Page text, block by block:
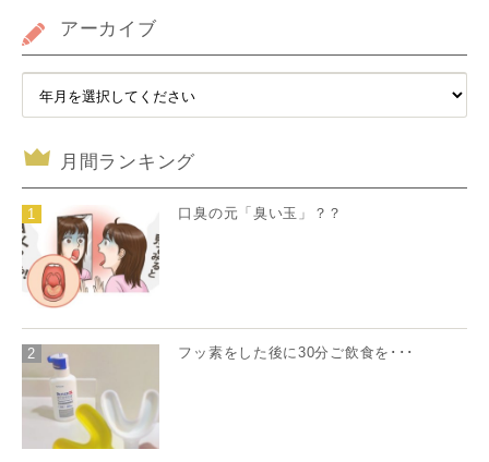
アーカイブ
月間ランキング
1 口臭の元「臭い玉」？？
2 フッ素をした後に30分ご飲食を･･･